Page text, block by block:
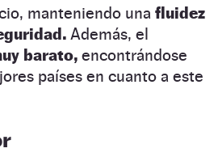
manteniendo una fluidez
Además, el
barato, encontrándose
países en cuanto a este